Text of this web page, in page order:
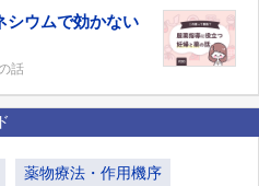
シウムで効かない
話
薬物療法・作用機序